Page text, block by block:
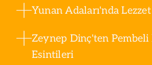
Yunan Adaları'nda
Zeynep Dinç'ten
Esintileri